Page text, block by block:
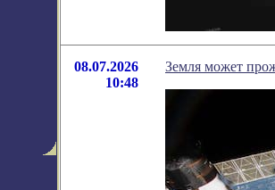
08.07.2026
10:48
Земля может